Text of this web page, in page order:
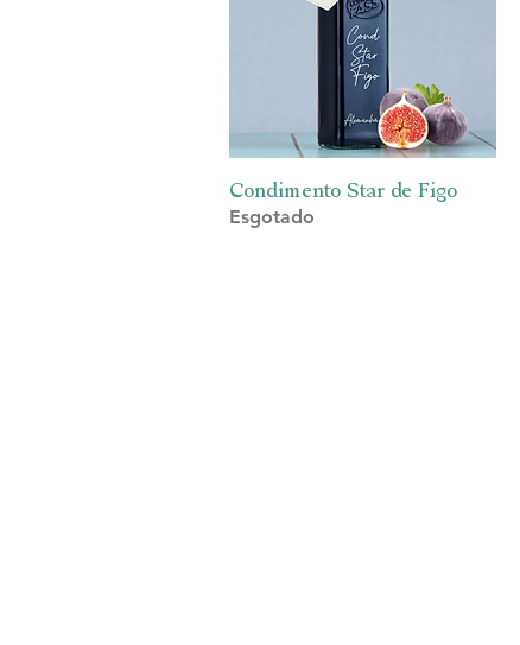
Visualização rápida
Condimento Star de Figo
Esgotado